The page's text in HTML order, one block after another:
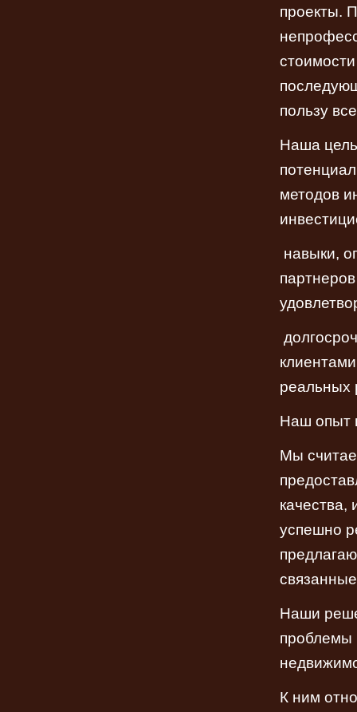
проекты.
пользу
Наша
методов
навыки,
реальных
Наш опыт
Мы
качества,
успешно
Наши
проблемы
К ним